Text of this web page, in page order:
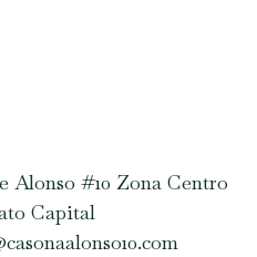
Alonso #10 Zona Centro
Capital